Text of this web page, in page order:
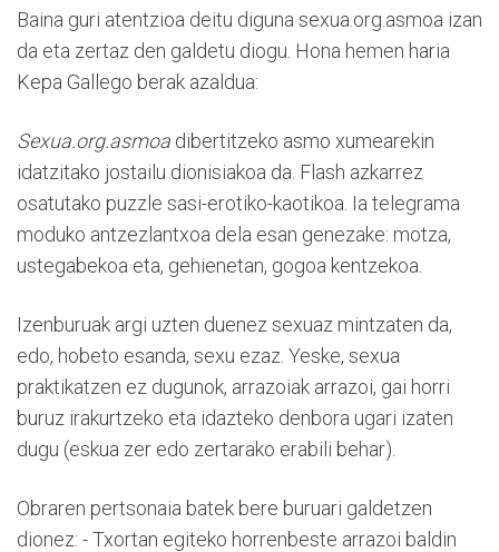
Baina guri atentzioa deitu diguna sexua.org.asmoa izan
da eta zertaz den galdetu diogu. Hona hemen haria
Kepa Gallego berak azaldua:
Sexua.org.asmoa dibertitzeko asmo xumearekin
idatzitako jostailu dionisiakoa da. Flash azkarrez
osatutako puzzle sasi-erotiko-kaotikoa. Ia telegrama
moduko antzezlantxoa dela esan genezake: motza,
ustegabekoa eta, gehienetan, gogoa kentzekoa.
Izenburuak argi uzten duenez sexuaz mintzaten da,
edo, hobeto esanda, sexu ezaz. Yeske, sexua
praktikatzen ez dugunok, arrazoiak arrazoi, gai horri
buruz irakurtzeko eta idazteko denbora ugari izaten
dugu (eskua zer edo zertarako erabili behar).
Obraren pertsonaia batek bere buruari galdetzen
dionez: - Txortan egiteko horrenbeste arrazoi baldin